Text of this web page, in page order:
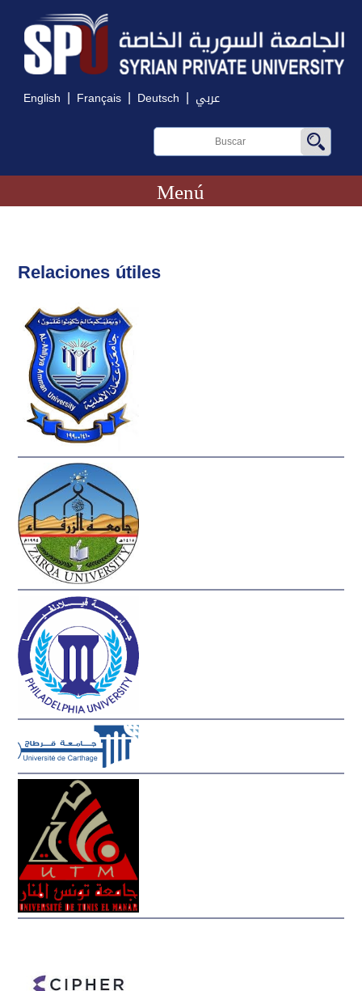
English | Français | Deutsch | عربي
Menú
Relaciones útiles